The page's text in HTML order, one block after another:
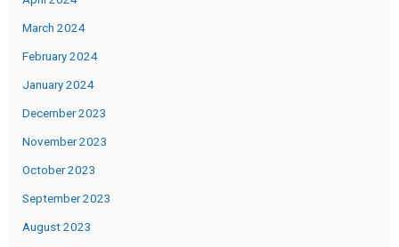
March 2024
February 2024
January 2024
December 2023
November 2023
October 2023
September 2023
August 2023